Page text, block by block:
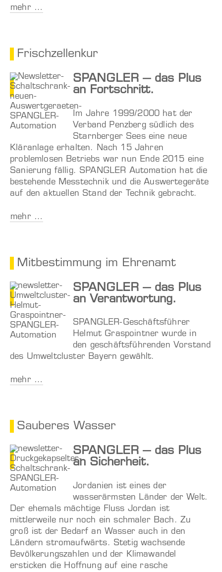
mehr …
Frischzellenkur
SPANGLER – das Plus
an Fortschritt.
Im Jahre 1999/2000 hat der
Verband Penzberg südlich des
Starnberger Sees eine neue
Kläranlage erhalten. Nach 15 Jahren
problemlosen Betriebs war nun Ende 2015 eine
Sanierung fällig. SPANGLER Automation hat die
bestehende Messtechnik und die Auswertegeräte
auf den aktuellen Stand der Technik gebracht.
mehr …
Mitbestimmung im Ehrenamt
SPANGLER – das Plus
an Verantwortung.
SPANGLER-Geschäftsführer
Helmut Graspointner wurde in
den geschäftsführenden Vorstand
des Umweltcluster Bayern gewählt.
mehr …
Sauberes Wasser
SPANGLER – das Plus
an Sicherheit.
Jordanien ist eines der
wasserärmsten Länder der Welt.
Der ehemals mächtige Fluss Jordan ist
mittlerweile nur noch ein schmaler Bach. Zu
groß ist der Bedarf an Wasser auch in den
Ländern stromaufwärts. Stetig wachsende
Bevölkerungszahlen und der Klimawandel
ersticken die Hoffnung auf eine rasche